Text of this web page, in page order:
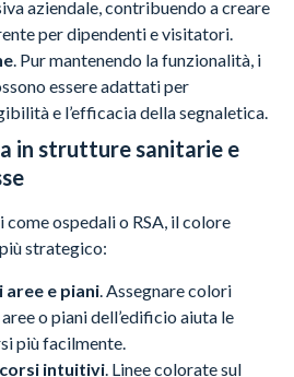
aziendale, contribuendo a creare
per dipendenti e visitatori.
. Pur mantenendo la funzionalità, i
essere adattati per
e l’efficacia della segnaletica.
in strutture sanitarie e
ospedali o RSA, il colore
strategico:
aree e piani . Assegnare colori
o piani dell’edificio aiuta le
più facilmente.
intuitivi . Linee colorate sul